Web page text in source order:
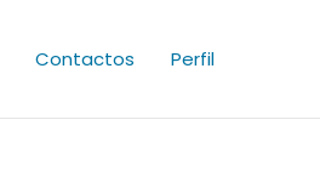
Contactos Perfil